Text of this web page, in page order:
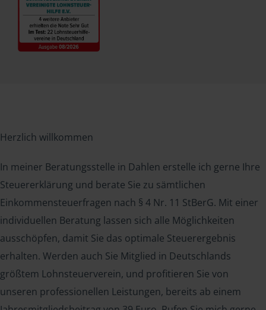
Herzlich willkommen
In meiner Beratungsstelle in Dahlen erstelle ich gerne Ihre
Steuererklärung und berate Sie zu sämtlichen
Einkommensteuerfragen nach § 4 Nr. 11 StBerG. Mit einer
individuellen Beratung lassen sich alle Möglichkeiten
ausschöpfen, damit Sie das optimale Steuerergebnis
erhalten. Werden auch Sie Mitglied in Deutschlands
größtem Lohnsteuerverein, und profitieren Sie von
unseren professionellen Leistungen, bereits ab einem